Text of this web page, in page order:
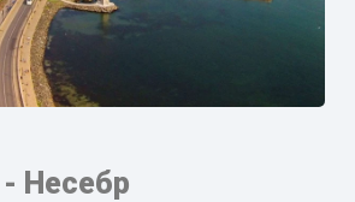
- Несебр